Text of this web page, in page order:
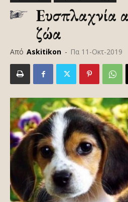
Ευσπλαχνία
ζώα
Από Askitikon - Πα 11-Οκτ-2019